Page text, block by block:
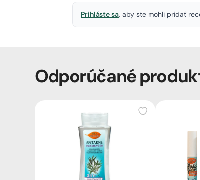
Prihláste sa, aby ste mohli pridať
Odporúčané